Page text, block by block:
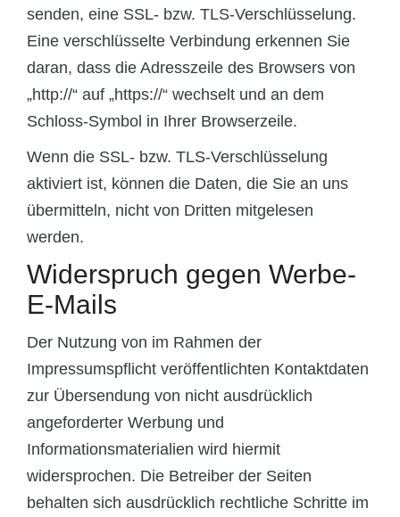
senden, eine SSL- bzw. TLS-Verschlüsselung.
Eine verschlüsselte Verbindung erkennen Sie
daran, dass die Adresszeile des Browsers von
„http://“ auf „https://“ wechselt und an dem
Schloss-Symbol in Ihrer Browserzeile.
Wenn die SSL- bzw. TLS-Verschlüsselung
aktiviert ist, können die Daten, die Sie an uns
übermitteln, nicht von Dritten mitgelesen
werden.
Widerspruch gegen Werbe-
E-Mails
Der Nutzung von im Rahmen der
Impressumspflicht veröffentlichten Kontaktdaten
zur Übersendung von nicht ausdrücklich
angeforderter Werbung und
Informationsmaterialien wird hiermit
widersprochen. Die Betreiber der Seiten
behalten sich ausdrücklich rechtliche Schritte im